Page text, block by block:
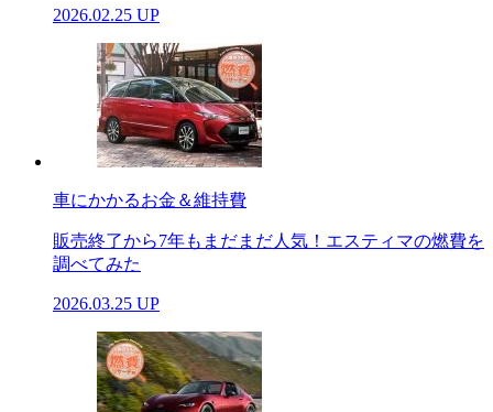
2026.02.25 UP
車にかかるお金＆維持費
販売終了から7年もまだまだ人気！エスティマの燃費を
調べてみた
2026.03.25 UP